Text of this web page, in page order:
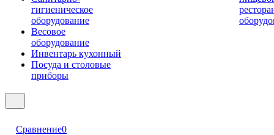
гигиеническое
оборудование
Весовое
оборудование
Инвентарь кухонный
Посуда и столовые
приборы
Сравнение0